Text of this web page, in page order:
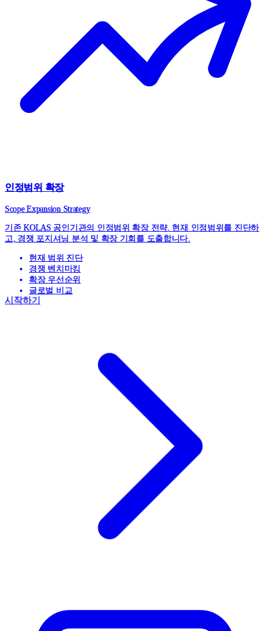
인정범위 확장
Scope Expansion Strategy
기존 KOLAS 공인기관의 인정범위 확장 전략. 현재 인정범위를 진단하
고, 경쟁 포지셔닝 분석 및 확장 기회를 도출합니다.
현재 범위 진단
경쟁 벤치마킹
확장 우선순위
글로벌 비교